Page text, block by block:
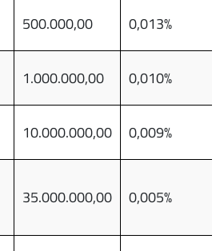
500.000,00 0,013%
1.000.000,00 0,010%
10.000.000,00 0,009%
35.000.000,00 0,005%